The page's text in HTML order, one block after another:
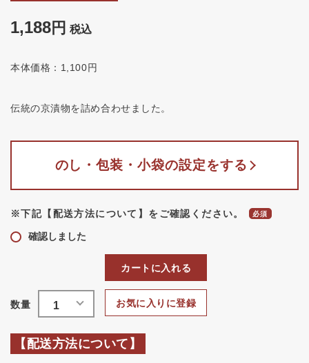
1,188 税込
本体価格：1,100円
伝統の京漬物を詰め合わせました。
のし・包装・小袋の設定をする
※下記【配送方法について】をご確認ください。
確認しました
お気に入りに登録
カートに入れる
【配送方法について】